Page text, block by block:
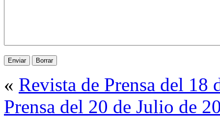
« Revista de Prensa del 18
Prensa del 20 de Julio de